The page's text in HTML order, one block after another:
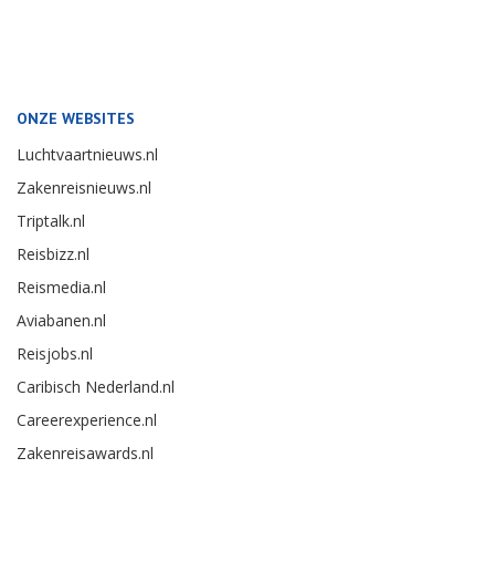
ONZE WEBSITES
Luchtvaartnieuws.nl
Zakenreisnieuws.nl
Triptalk.nl
Reisbizz.nl
Reismedia.nl
Aviabanen.nl
Reisjobs.nl
Caribisch Nederland.nl
Careerexperience.nl
Zakenreisawards.nl